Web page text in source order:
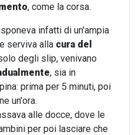
, come la corsa.
infatti di un'ampia
serviva alla cura del
degli slip, venivano
, sia in
prima per 5 minuti, poi
un'ora.
alle docce, dove le
per poi lasciare che